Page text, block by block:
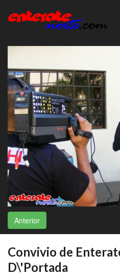
Anterior
Convivio de
D\'Portada